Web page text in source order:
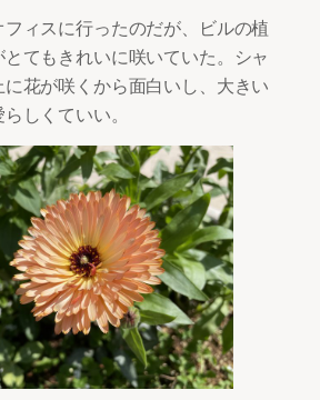
ィスに行ったのだが、ビルの植
てもきれいに咲いていた。シャ
花が咲くから面白いし、大きい
しくていい。